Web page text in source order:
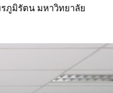
ภูมิรัตน มหาวิทยาลัย